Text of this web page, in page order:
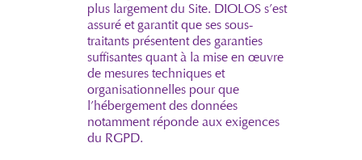
plus largement du Site. DIOLOS s’est
assuré et garantit que ses sous-
traitants présentent des garanties
suffisantes quant à la mise en œuvre
de mesures techniques et
organisationnelles pour que
l’hébergement des données
notamment réponde aux exigences
du RGPD.